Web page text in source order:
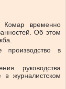
Комар временно
Об этом
производство в
руководства
в журналистском